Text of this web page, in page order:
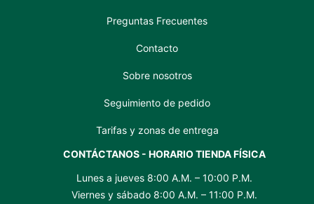
Preguntas Frecuentes
Contacto
Sobre nosotros
Seguimiento de pedido
Tarifas y zonas de entrega
CONTÁCTANOS - HORARIO TIENDA FÍSICA
Lunes a jueves 8:00 A.M. – 10:00 P.M.
Viernes y sábado 8:00 A.M. – 11:00 P.M.